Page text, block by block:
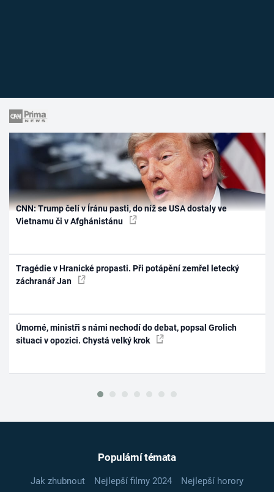
CNN: Trump čelí v Íránu pasti, do níž se USA dostaly ve
Vietnamu či v Afghánistánu
Tragédie v Hranické propasti. Při potápění zemřel letecký
záchranář Jan
Úmorné, ministři s námi nechodí do debat, popsal Grolich
situaci v opozici. Chystá velký krok
Populární témata
Jak zhubnout Nejlepší filmy 2024
Nejlepší horory